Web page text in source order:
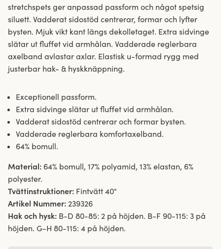
stretchspets ger anpassad passform och något spetsig
siluett. Vadderat sidostöd centrerar, formar och lyfter
bysten. Mjuk vikt kant längs dekolletaget. Extra sidvinge
slätar ut fluffet vid armhålan. Vadderade reglerbara
axelband avlastar axlar. Elastisk u-formad rygg med
justerbar hak- & hyskknäppning.
Exceptionell passform.
Extra sidvinge slätar ut fluffet vid armhålan.
Vadderat sidostöd centrerar och formar bysten.
Vadderade reglerbara komfortaxelband.
64% bomull.
Material: 64% bomull, 17% polyamid, 13% elastan, 6%
polyester.
Tvättinstruktioner: Fintvätt 40°
Artikel Nummer: 239326
Hak och hysk: B-D 80-85: 2 på höjden. B-F 90-115: 3 på
höjden. G-H 80-115: 4 på höjden.